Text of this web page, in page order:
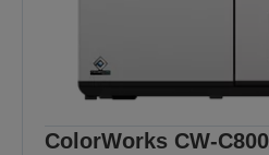
ColorWorks CW-